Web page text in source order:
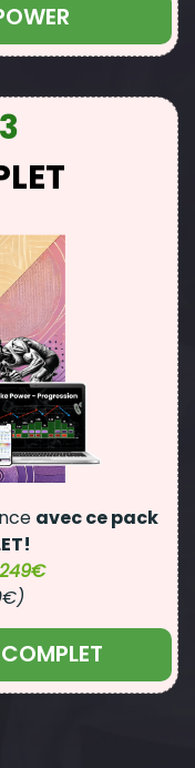
avec ce pack